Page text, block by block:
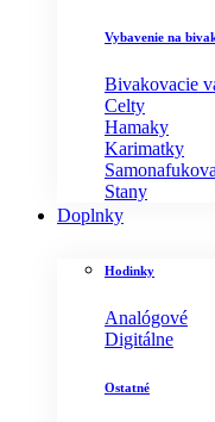
Vybavenie na
Bivakovacie
Celty
Hamaky
Karimatky
Stany
Doplnky
Hodinky
Analógové
Digitálne
Ostatné